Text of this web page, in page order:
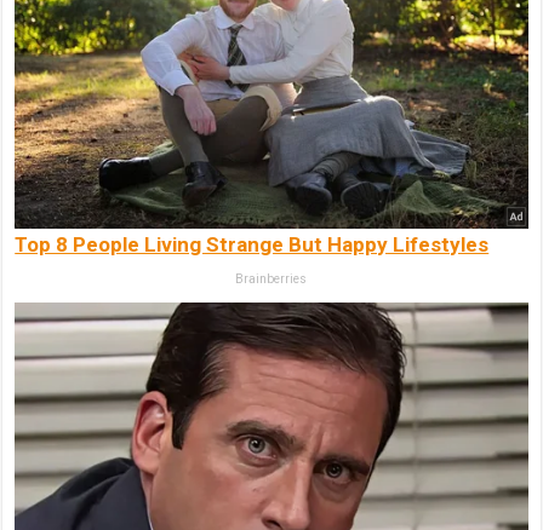
Top 8 People Living Strange But Happy Lifestyles
Brainberries